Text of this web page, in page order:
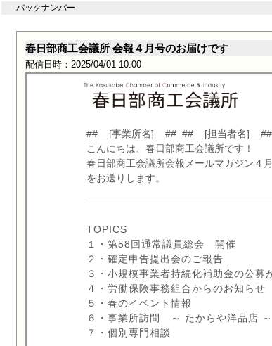
バックナンバー
春日部商工会議所 会報４月号のお届けです
配信日時：2025/04/01 10:00